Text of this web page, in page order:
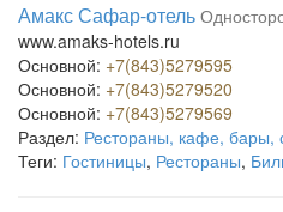
Амакс Сафар-отель
www.amaks-hotels.ru
Основной: +7(843)5279595
Основной: +7(843)5279520
Основной: +7(843)5279569
Раздел: Рестораны, кафе, бары,
Теги: Гостиницы, Рестораны,